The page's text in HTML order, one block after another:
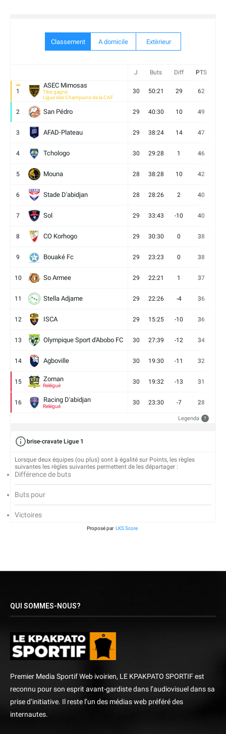
Classement A domicile Extèrieur
J Buts Diff PTS
1
ASEC Mimosas
Titre gagné
Ligue des Champions de la CAF
30 50:21 29 62
2 San Pédro 29 40:30 10 49
3 AFAD-Plateau 29 38:24 14 47
4 Tchologo 30 29:28 1 46
5 Mouna 28 38:28 10 42
6 Stade D'abidjan 28 28:26 2 40
7 Sol 29 33:43 -10 40
8 CO Korhogo 29 30:30 0 38
9 Bouaké Fc 29 23:23 0 38
10 So Armee 29 22:21 1 37
11 Stella Adjame 29 22:26 -4 36
12 ISCA 29 15:25 -10 36
13 Olympique Sport d'Abobo FC 30 27:39 -12 34
14 Agboville 30 19:30 -11 32
15 Zoman
Relégué
30 19:32 -13 31
16 Racing D'abidjan
Relégué
30 23:30 -7 28
Legenda ?
brise-cravate Ligue 1
Lorsque deux équipes (ou plus) sont à égalité sur Points, les règles
suivantes les règles suivantes permettent de les départager :
Différence de buts
Buts pour
Victoires
Proposé par LKS Score
QUI SOMMES-NOUS?
Premier Media Sportif Web ivoirien, LE KPAKPATO SPORTIF est
reconnu pour son esprit avant-gardiste dans l’audiovisuel dans sa
prise d’initiative. Il reste l’un des médias web préféré des
internautes.